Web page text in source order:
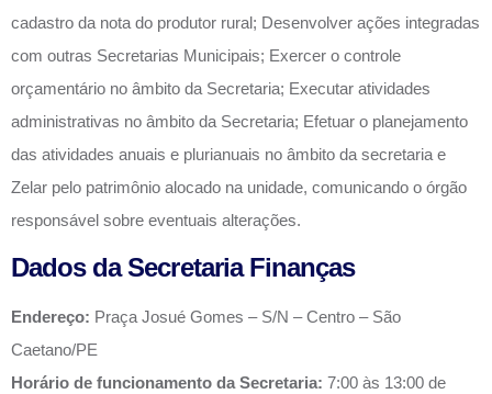
cadastro da nota do produtor rural; Desenvolver ações integradas
com outras Secretarias Municipais; Exercer o controle
orçamentário no âmbito da Secretaria; Executar atividades
administrativas no âmbito da Secretaria; Efetuar o planejamento
das atividades anuais e plurianuais no âmbito da secretaria e
Zelar pelo patrimônio alocado na unidade, comunicando o órgão
responsável sobre eventuais alterações.
Dados da Secretaria Finanças
Endereço: Praça Josué Gomes – S/N – Centro – São
Caetano/PE
Horário de funcionamento da Secretaria: 7:00 às 13:00 de